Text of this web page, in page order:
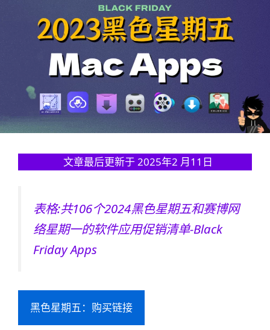
文章最后更新于 2025年2 月11日
表格:共106个2024黑色星期五和赛博网
络星期一的软件应用促销清单-Black
Friday Apps
黑色星期五：购买链接